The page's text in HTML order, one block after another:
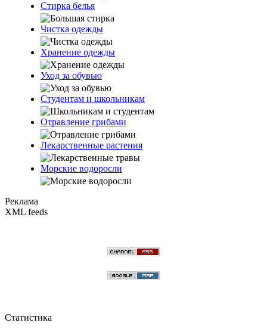
Стирка белья
Чистка одежды
Хранение одежды
Уход за обувью
Студентам и школьникам
Отравление грибами
Лекарственные растения
Морские водоросли
Реклама
XML feeds
Статистика